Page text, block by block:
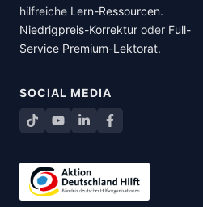
hilfreiche Lern-Ressourcen.
Niedrigpreis-Korrektur oder Full-
Service Premium-Lektorat.
SOCIAL MEDIA
TikTokYouTube
LinkedInFacebook teilen